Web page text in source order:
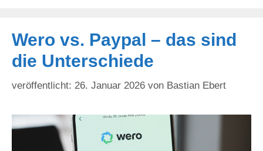
Wero vs. Paypal – das sind
die Unterschiede
26. Januar 2026 von Bastian Ebert